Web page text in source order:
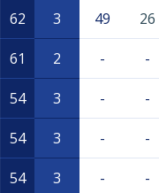
62 3 49 26
61 2 - -
54 3 - -
54 3 - -
54 3 - -